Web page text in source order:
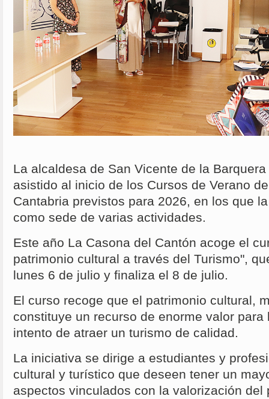
La alcaldesa de San Vicente de la
asistido al inicio de los Cursos de Verano
Cantabria previstos para 2026, en los que
como sede de varias actividades.
Este año La Casona del Cantón acoge el
patrimonio cultural a través del Turismo",
lunes 6 de julio y finaliza el 8 de julio.
El curso recoge que el patrimonio cultural,
constituye un recurso de enorme valor para
intento de atraer un turismo de calidad.
La iniciativa se dirige a estudiantes y
cultural y turístico que deseen tener un
aspectos vinculados con la valorización del